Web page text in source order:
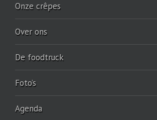
Onze crêpes
Over ons
De foodtruck
Foto’s
Agenda